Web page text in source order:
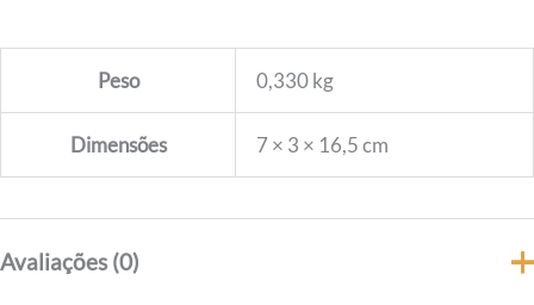
Peso 0,330 kg
Dimensões 7 × 3 × 16,5 cm
Avaliações (0)